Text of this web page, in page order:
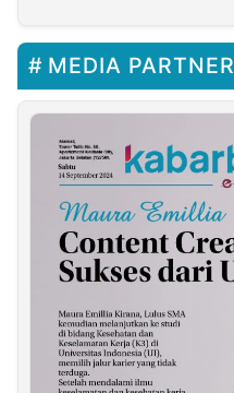
Kader Pemimpin Mudah
MEDIA PARTNER